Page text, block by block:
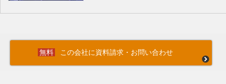
この会社に資料請求・お問い合わせ